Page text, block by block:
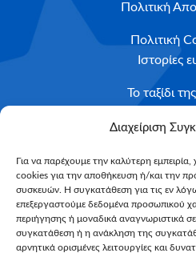
Διαχείριση
Για να παρέχουμε την καλύτερη
cookies για την αποθήκευση ή/και την
συσκευών. Η συγκατάθεση για τις εν
επεξεργαστούμε δεδομένα προσωπικού
περιήγησης ή μοναδικά αναγνωριστικά
συγκατάθεση ή η ανάκληση της
αρνητικά ορισμένες λειτουργίες και
Πολιτική
Πολιτική
Ιστορίες
Το ταξίδι
Κριτήρια
Υποβολή
Email*